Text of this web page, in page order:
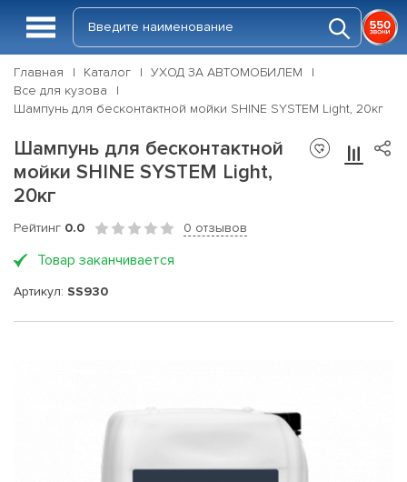
Главная Каталог
УХОД ЗА АВТОМОБИЛЕМ
Все для кузова
Шампунь для бесконтактной мойки SHINE SYSTEM Light, 20кг
Шампунь для бесконтактной
мойки SHINE SYSTEM Light,
20кг
Рейтинг 0.0 0 отзывов
Товар заканчивается
Артикул: SS930